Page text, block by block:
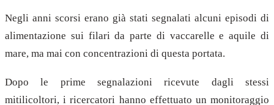
Negli anni scorsi erano già stati segnalati alcuni episodi di
alimentazione sui filari da parte di vaccarelle e aquile di
mare, ma mai con concentrazioni di questa portata.
Dopo le prime segnalazioni ricevute dagli stessi
mitilicoltori, i ricercatori hanno effettuato un monitoraggio